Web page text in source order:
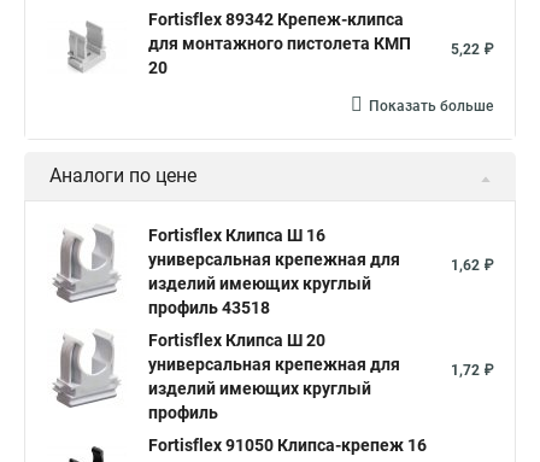
Fortisflex 89342 Крепеж-клипса
для монтажного пистолета КМП
20
5,22 ₽
Показать больше
Аналоги по цене
Fortisflex Клипса Ш 16
универсальная крепежная для
изделий имеющих круглый
профиль 43518
1,62 ₽
Fortisflex Клипса Ш 20
универсальная крепежная для
изделий имеющих круглый
профиль
1,72 ₽
Fortisflex 91050 Клипса-крепеж 16